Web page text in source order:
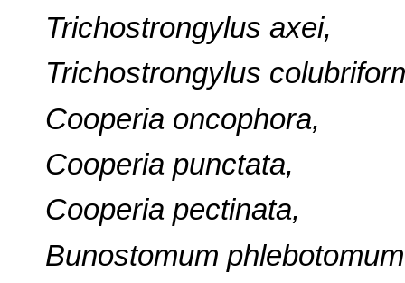
Trichostrongylus axei,
Trichostrongylus
Cooperia oncophora,
Cooperia punctata,
Cooperia pectinata,
Bunostomum